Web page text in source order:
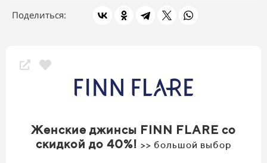
Поделиться:
Женские джинсы FINN FLARE со
скидкой до 40%! >> большой выбор